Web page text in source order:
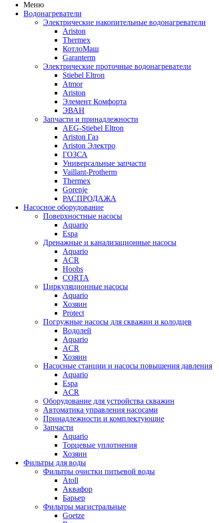
Меню
Водонагреватели
Электрические накопительные водонагреватели
Ariston
Thermex
КотлоМаш
Garanterm
Электрические проточные водонагреватели
Stiebel Eltron
Atmor
Ariston
Элемент Комфорта
ЭВАН
Запчасти и принадлежности
AEG-Stiebel Eltron
Ariston Газ
Ariston Электро
ГОЗСА
Универсальные запчасти
Vaillant-Protherm
Thermex
Gorenje
РАСПРОДАЖА
Насосное оборудование
Поверхностные насосы
Aquario
Espa
Дренажные и канализационные насосы
Aquario
ACR
Hoobs
CORTA
Циркуляционные насосы
Aquario
Хозяин
Protect
Погружные насосы для скважин и колодцев
Водолей
Aquario
ACR
Хозяин
Насосные станции и насосы повышения давления
Aquario
Espa
ACR
Оборудование для устройства скважин
Автоматика управления насосами
Принадлежности и комплектующие
Запчасти
Aquario
Торцевые уплотнения
Хозяин
Фильтры для воды
Фильтры очистки питьевой воды
Atoll
Аквафор
Барьер
Фильтры магистральные
Goetze